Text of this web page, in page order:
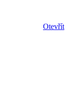
Otevřít